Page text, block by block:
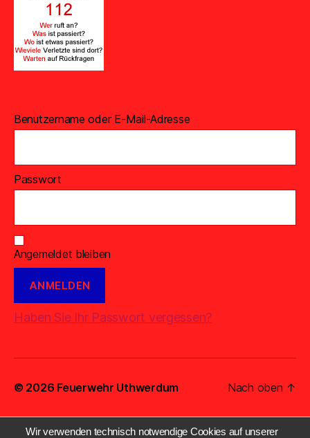
Benutzername oder E-Mail-Adresse
Passwort
Angemeldet bleiben
Haben Sie Ihr Passwort vergessen?
© 2026 Feuerwehr Uthwerdum Nach oben ↑
Wir verwenden technisch notwendige Cookies auf unserer